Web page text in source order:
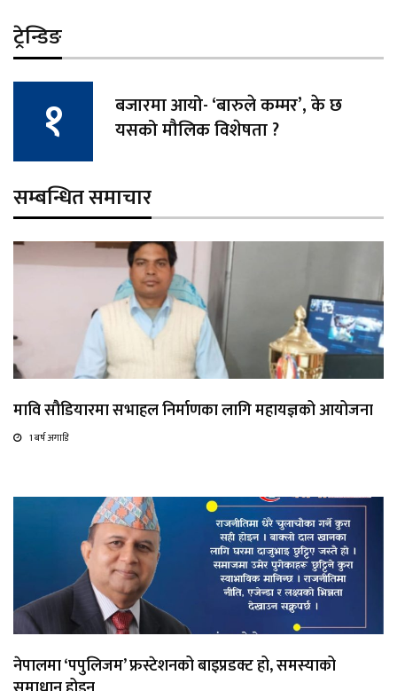
ट्रेन्डिङ
बजारमा आयो- ‘बारुले कम्मर’, के छ
यसको मौलिक विशेषता ?
सम्बन्धित समाचार
मावि सौडियारमा सभाहल निर्माणका लागि महायज्ञको आयोजना
1 बर्ष अगाडि
नेपालमा ‘पपुलिजम’ फ्रस्टेशनको बाइप्रडक्ट हो, समस्याको